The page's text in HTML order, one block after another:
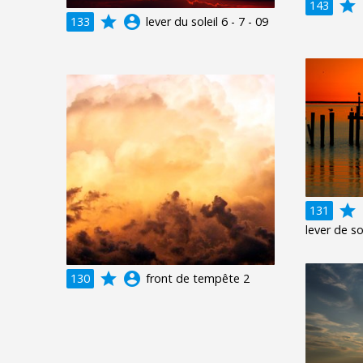
143 grade
133
grade account_circle lever du soleil 6 - 7 - 09
131 grade
lever de
130 grade account_circle front de tempête 2